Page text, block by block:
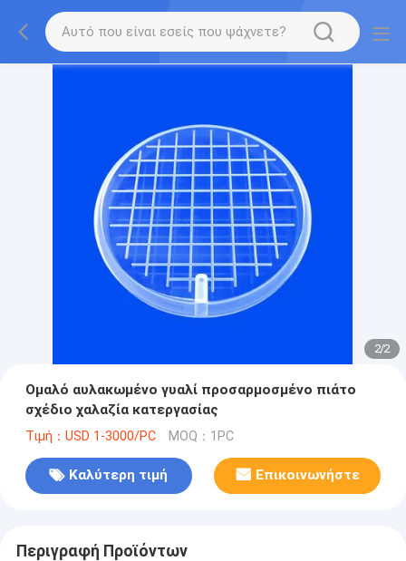
2/2
Ομαλό αυλακωμένο γυαλί προσαρμοσμένο πιάτο
σχέδιο χαλαζία κατεργασίας
Τιμή：USD 1-3000/PC MOQ：1PC
Καλύτερη τιμή Επικοινωνήστε
Περιγραφή Προϊόντων